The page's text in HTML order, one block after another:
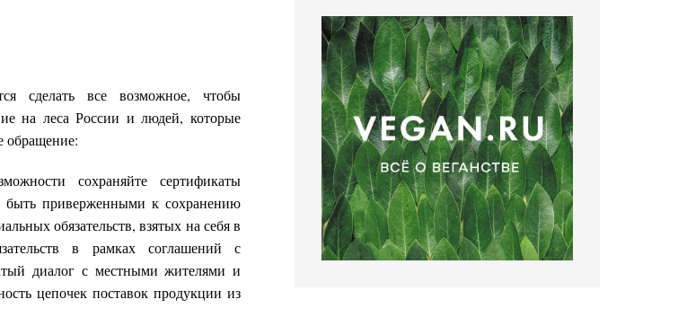
сделать все возможное, чтобы
на леса России и людей, которые
обращение:
сохраняйте сертификаты
быть приверженными к сохранению
обязательств, взятых на себя в
в рамках соглашений с
диалог с местными жителями и
цепочек поставок продукции из